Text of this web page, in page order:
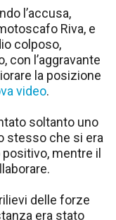
l’accusa,
Riva, e
colposo,
con l’aggravante
la posizione
video.
soltanto uno
stesso che si era
mentre il
delle forze
era stato